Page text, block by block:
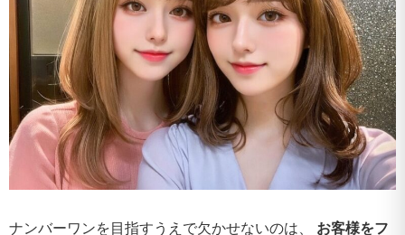
ナンバーワンを目指すうえで欠かせないのは、 お客様をフ